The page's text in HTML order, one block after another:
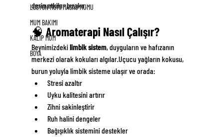
LOSYON MUM/MASAJ MUMU
MUM BAKIMI
KALIP MUM
BOYA
derin etkiler bırakır.
🧠 Aromaterapi Nasıl Çalışır?
Beynimizdeki limbik sistem, duyguların ve hafızanın
merkezi olarak kokuları algılar.Uçucu yağların kokusu,
burun yoluyla limbik sisteme ulaşır ve orada:
Stresi azaltır
Uyku kalitesini artırır
Zihni sakinleştirir
Ruh halini dengeler
Bağışıklık sistemini destekler